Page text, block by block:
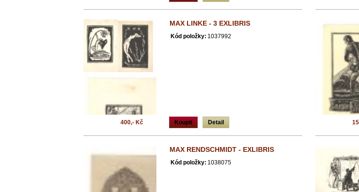
MAX LINKE - 3 EXLIBRIS
Kód položky: 1037992
Koupit Detail
400,- Kč
MAX RENDSCHMIDT - EXLIBRIS
Kód položky: 1038075